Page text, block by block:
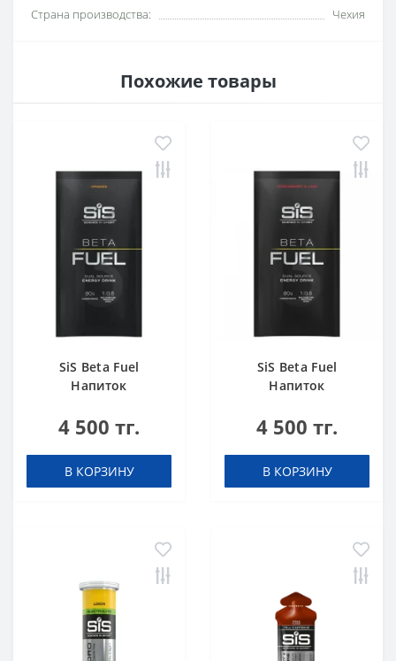
Страна производства: Чехия
Похожие товары
SiS Beta Fuel
Напиток
в порошке 82 г
4 500 тг.
В КОРЗИНУ
SiS Beta Fuel
Напиток
в порошке 82 г
4 500 тг.
В КОРЗИНУ